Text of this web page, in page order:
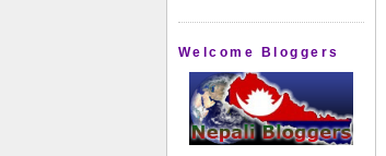
Welcome Bloggers